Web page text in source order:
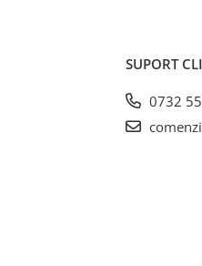
SUPORT
0732